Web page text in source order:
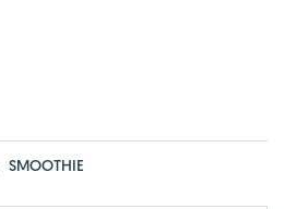
SMOOTHIE